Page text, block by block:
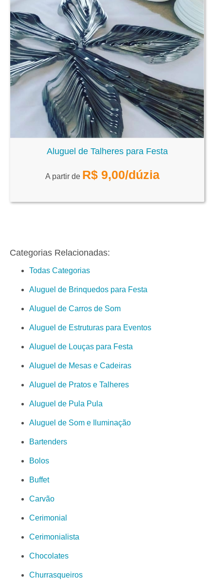
Aluguel de Talheres para Festa
A partir de R$ 9,00/dúzia
Categorias Relacionadas:
Todas Categorias
Aluguel de Brinquedos para Festa
Aluguel de Carros de Som
Aluguel de Estruturas para Eventos
Aluguel de Louças para Festa
Aluguel de Mesas e Cadeiras
Aluguel de Pratos e Talheres
Aluguel de Pula Pula
Aluguel de Som e Iluminação
Bartenders
Bolos
Buffet
Carvão
Cerimonial
Cerimonialista
Chocolates
Churrasqueiros